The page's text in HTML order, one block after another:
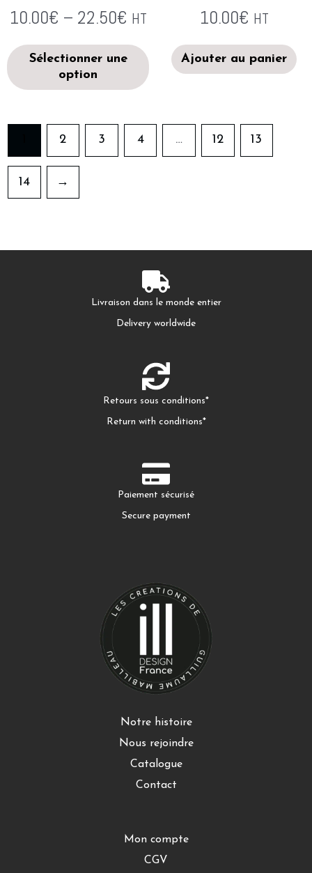
10.00€ – 22.50€ HT
Sélectionner une
option
10.00€ HT
Ajouter au panier
2 3 4 … 12 13
14 →
Livraison dans le monde entier
Delivery worldwide
Retours sous conditions*
Return with conditions*
Paiement sécurisé
Secure payment
Notre histoire
Nous rejoindre
Catalogue
Contact
Mon compte
CGV